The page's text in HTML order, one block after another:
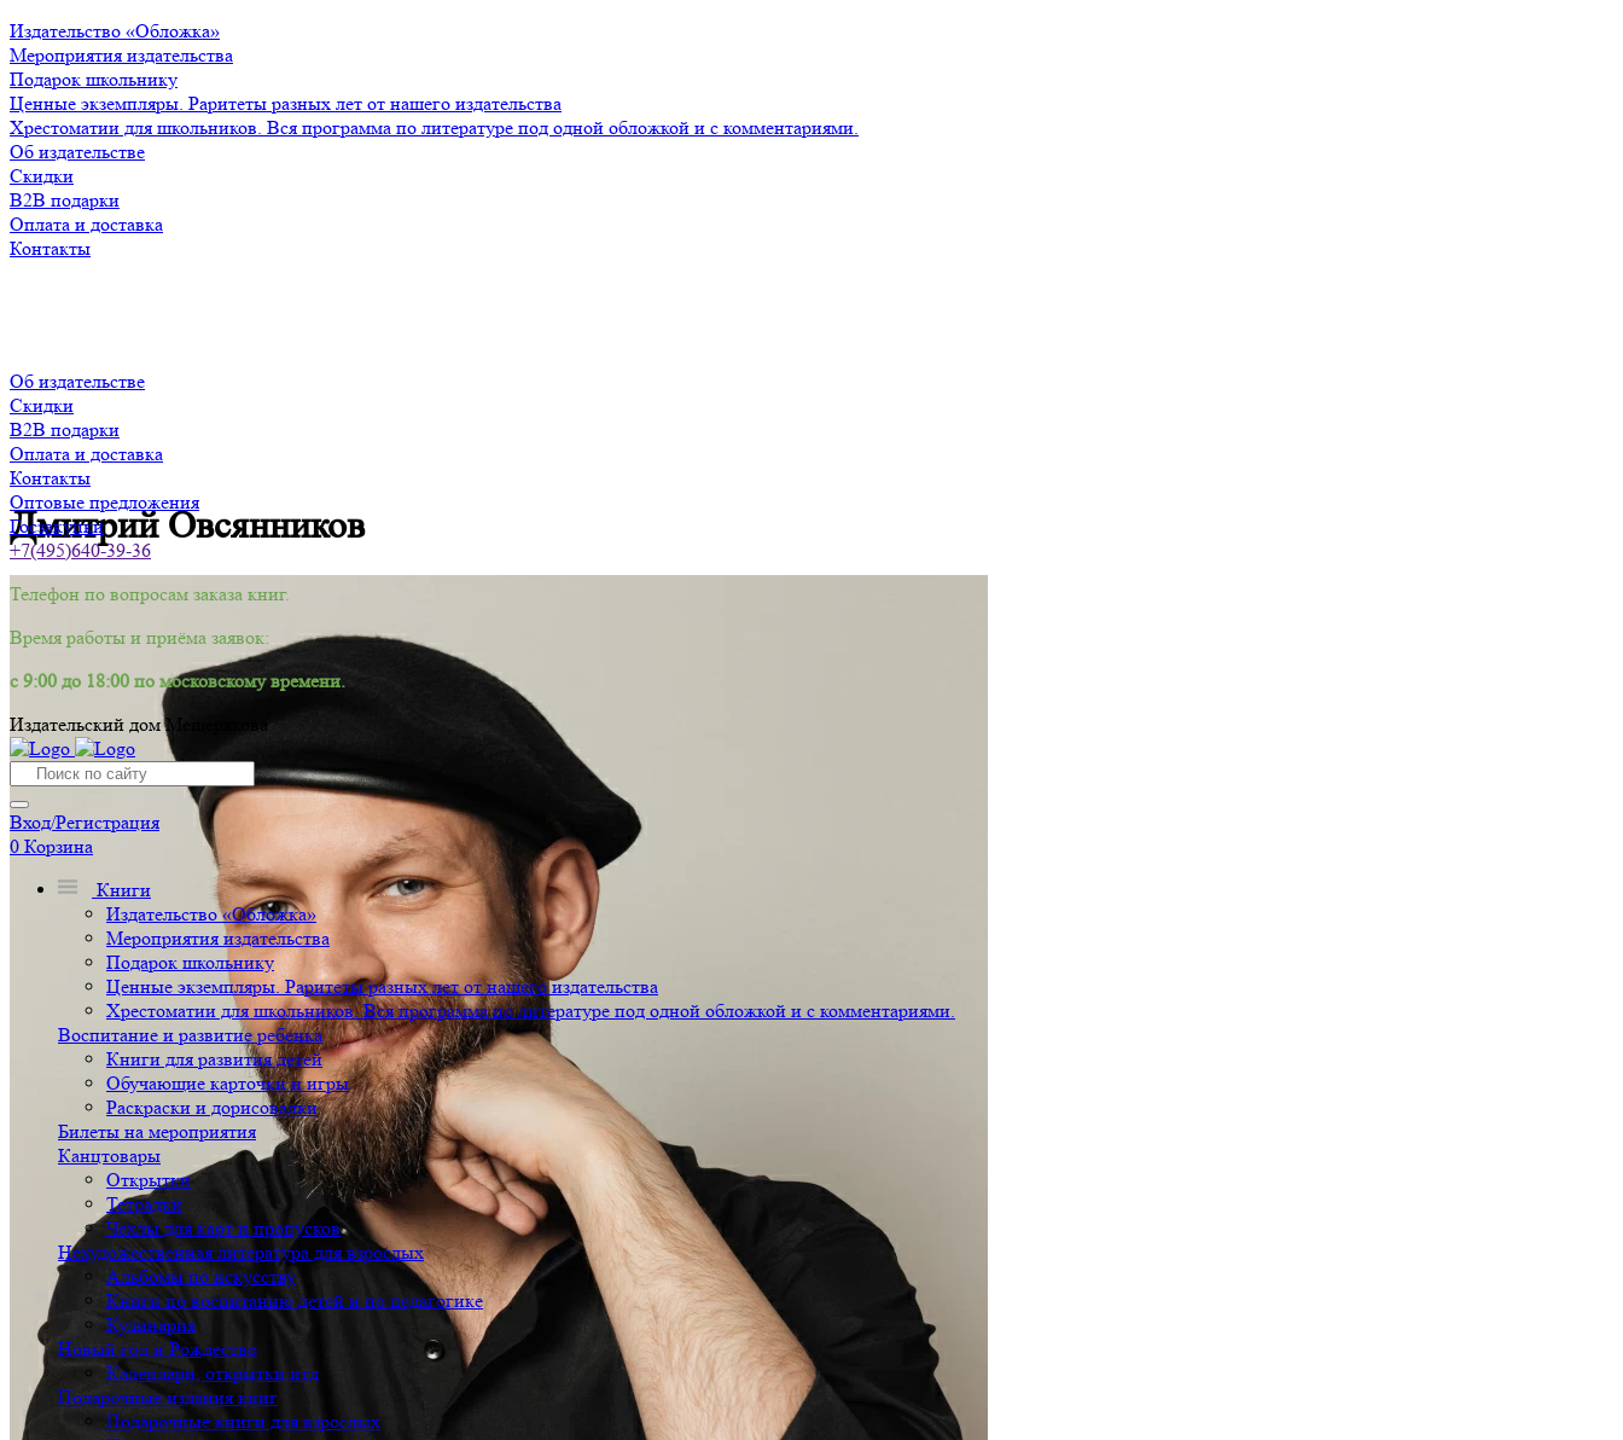
Издательство «Обложка»
Мероприятия издательства
Подарок школьнику
Ценные экземпляры. Раритеты разных лет от нашего издательства
Хрестоматии для школьников. Вся программа по литературе под одной обложкой и с комментариями.
Об издательстве
Скидки
B2B подарки
Оплата и доставка
Контакты
Об издательстве
Скидки
B2B подарки
Оплата и доставка
Контакты
Оптовые предложения
Госзакупки
+7(495)640-39-36
Телефон по вопросам заказа книг.
Время работы и приёма заявок:
с 9:00 до 18:00 по московскому времени.
Издательский дом Мещерякова
Вход/Регистрация
0 Корзина
Книги
Издательство «Обложка»
Мероприятия издательства
Подарок школьнику
Ценные экземпляры. Раритеты разных лет от нашего издательства
Хрестоматии для школьников. Вся программа по литературе под одной обложкой и с комментариями.
Воспитание и развитие ребенка
Книги для развития детей
Обучающие карточки и игры
Раскраски и дорисовалки
Билеты на мероприятия
Канцтовары
Открытки
Тетрадки
Чехлы для карт и пропусков
Нехудожественная литература для взрослых
Альбомы по искусству
Книги по воспитанию детей и по педагогике
Кулинария
Новый год и Рождество
Календари, открытки итд
Подарочные издания книг
Подарочные книги для взрослых
Дмитрий Овсянников